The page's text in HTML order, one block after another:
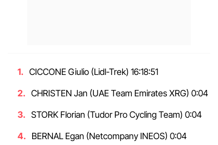
CICCONE Giulio (Lidl-Trek) 16:18:51
CHRISTEN Jan (UAE Team Emirates XRG) 0:04
STORK Florian (Tudor Pro Cycling Team) 0:04
BERNAL Egan (Netcompany INEOS) 0:04